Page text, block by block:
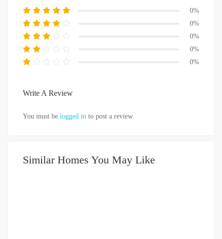
0%
0%
0%
0%
0%
Write A Review
You must be logged in to post a review
Similar Homes You May Like